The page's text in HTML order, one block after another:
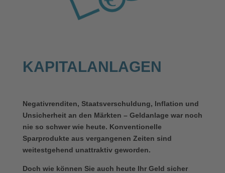
KAPITALANLAGEN
Negativrenditen, Staatsverschuldung, Inflation und
Unsicherheit an den Märkten – Geldanlage war noch
nie so schwer wie heute. Konventionelle
Sparprodukte aus vergangenen Zeiten sind
weitestgehend unattraktiv geworden.
Doch wie können Sie auch heute Ihr Geld sicher